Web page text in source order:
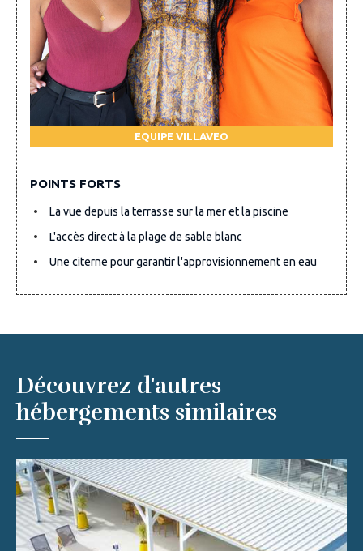
EQUIPE VILLAVEO
POINTS FORTS
La vue depuis la terrasse sur la mer et la piscine
L'accès direct à la plage de sable blanc
Une citerne pour garantir l'approvisionnement en eau
Découvrez d'autres
hébergements similaires